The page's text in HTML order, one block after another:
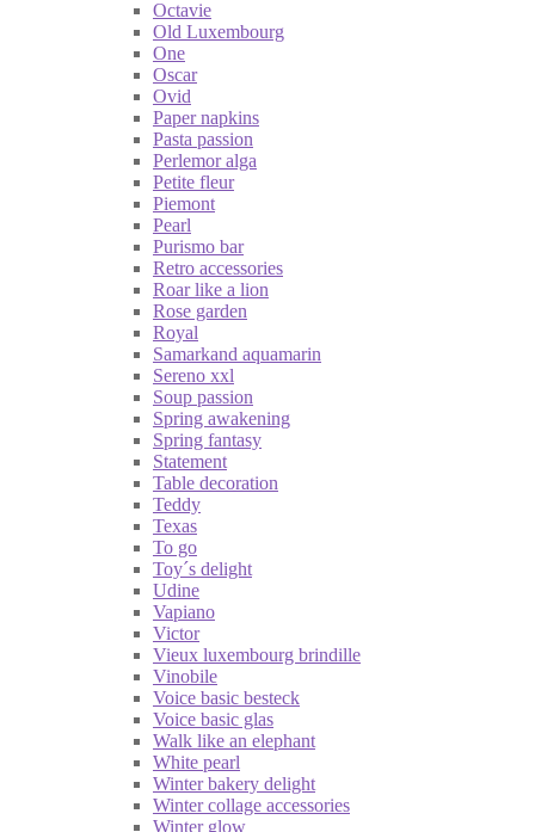
Octavie
Old Luxembourg
One
Oscar
Ovid
Paper napkins
Pasta passion
Perlemor alga
Petite fleur
Piemont
Pearl
Purismo bar
Retro accessories
Roar like a lion
Rose garden
Royal
Samarkand aquamarin
Sereno xxl
Soup passion
Spring awakening
Spring fantasy
Statement
Table decoration
Teddy
Texas
To go
Toy´s delight
Udine
Vapiano
Victor
Vieux luxembourg brindille
Vinobile
Voice basic besteck
Voice basic glas
Walk like an elephant
White pearl
Winter bakery delight
Winter collage accessories
Winter glow